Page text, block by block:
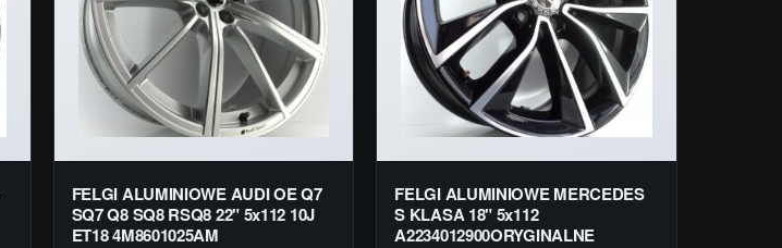
FELGI ALUMINIOWE AUDI OE Q7
SQ7 Q8 SQ8 RSQ8 22" 5x112 10J
ET18 4M8601025AM
FELGI ALUMINIOWE MERCEDES
S KLASA 18" 5x112
A2234012900ORYGINALNE